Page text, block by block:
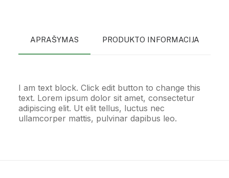
APRAŠYMAS PRODUKTO INFORMACIJA
I am text block. Click edit button to change this
text. Lorem ipsum dolor sit amet, consectetur
adipiscing elit. Ut elit tellus, luctus nec
ullamcorper mattis, pulvinar dapibus leo.